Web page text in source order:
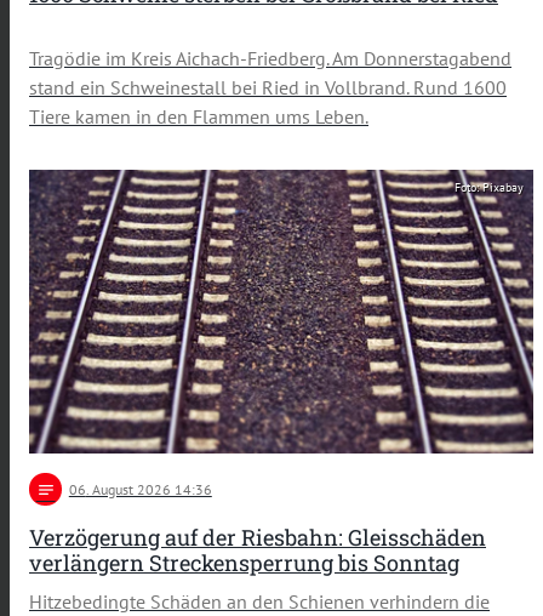
Tragödie im Kreis Aichach-Friedberg. Am Donnerstagabend
stand ein Schweinestall bei Ried in Vollbrand. Rund 1600
Tiere kamen in den Flammen ums Leben.
Foto: Pixabay
notes 06 . August 2026 14:36
Verzögerung auf der Riesbahn: Gleisschäden
verlängern Streckensperrung bis Sonntag
Hitzebedingte Schäden an den Schienen verhindern die